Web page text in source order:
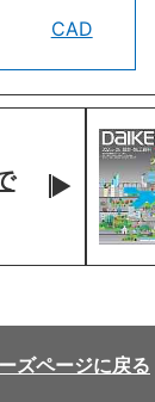
CAD
ズページに戻る